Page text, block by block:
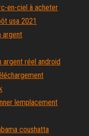
en-ciel à acheter
usa 2021
argent
argent réel android
lemplacement
coushatta